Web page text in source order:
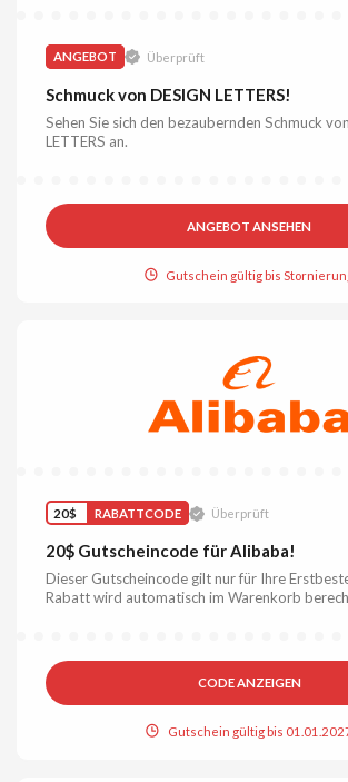
ANGEBOT Überprüft
Schmuck von DESIGN LETTERS!
Sehen Sie sich den bezaubernden Schmuck
LETTERS an.
ANGEBOT ANSEHEN
Gutschein gültig bis
20$ RABATTCODE Überprüft
20$ Gutscheincode für Alibaba!
Dieser Gutscheincode gilt nur für Ihre
Rabatt wird automatisch im Warenkorb
CODE ANZEIGEN
Gutschein gültig bis